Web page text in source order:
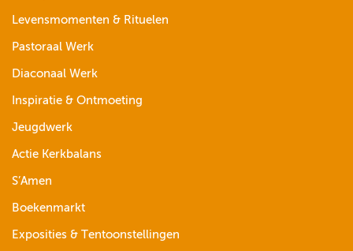
Levensmomenten & Rituelen
Pastoraal Werk
Diaconaal Werk
Inspiratie & Ontmoeting
Jeugdwerk
Actie Kerkbalans
S’Amen
Boekenmarkt
Exposities & Tentoonstellingen